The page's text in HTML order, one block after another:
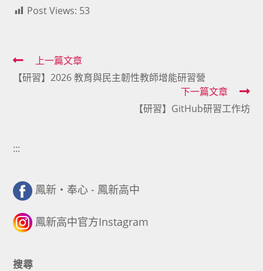
Post Views: 53
Read
more
上一篇文章
【研習】2026 教育與民主韌性教師增能研習營
下一篇文章
【研習】GitHub研習工作坊
:::
鳳新・奉心 - 鳳新高中
鳳新高中官方Instagram
搜尋